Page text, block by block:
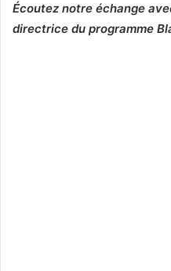
Écoutez notre échange
directrice du programme